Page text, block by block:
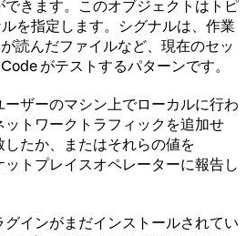
きます。このオブジェクトはトピ
を指定します。シグナルは、作業
読んだファイルなど、現在のセッ
がテストするパターンです。
ザーのマシン上でローカルに行わ
トワークトラフィックを追加せ
たか、またはそれらの値を
トプレイスオペレーターに報告し
インがまだインストールされてい